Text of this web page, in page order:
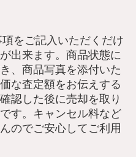
をご記入いただくだけ
出来ます。商品状態に
、商品写真を添付いた
な査定額をお伝えする
認した後に売却を取り
す。キャンセル料など
のでご安心してご利用